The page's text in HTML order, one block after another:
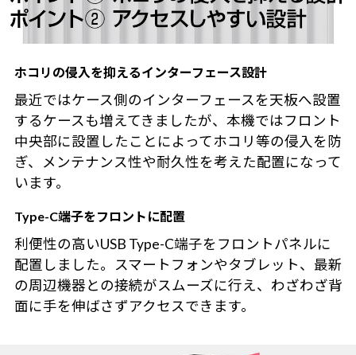
ホコリの侵入を抑えるインターフェース設計
最近ではケース側のインターフェースを天板へ設置
するケースも増えてきましたが、本機ではフロント
中央部に設置したことによってホコリ等の侵入を防
ぎ、メンテナンス性や耐久性を考えた配置になって
います。
Type-C端子をフロントに配置
利便性の高いUSB Type-C端子をフロントパネルに
配置しました。スマートフォンやタブレット、最新
の周辺機器との接続がスムーズに行え、わざわざ背
面に手を伸ばさずアクセスできます。